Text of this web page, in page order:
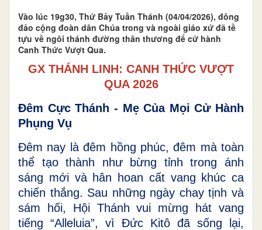
Vào lúc 19g30, Thứ Bảy Tuần Thánh (04/04/2026), đông
đảo cộng đoàn dân Chúa trong và ngoài giáo xứ đã tề
tựu về ngôi thánh đường thân thương để cử hành
Canh Thức Vượt Qua.
GX THÁNH LINH: CANH THỨC VƯỢT
QUA 2026
Đêm Cực Thánh - Mẹ Của Mọi Cử Hành
Phụng Vụ
Đêm nay là đêm hồng phúc, đêm mà toàn
thể tạo thành như bừng tỉnh trong ánh
sáng mới và hân hoan cất vang khúc ca
chiến thắng. Sau những ngày chay tịnh và
sám hối, Hội Thánh vui mừng hát vang
tiếng “Alleluia”, vì Đức Kitô đã sống lại,